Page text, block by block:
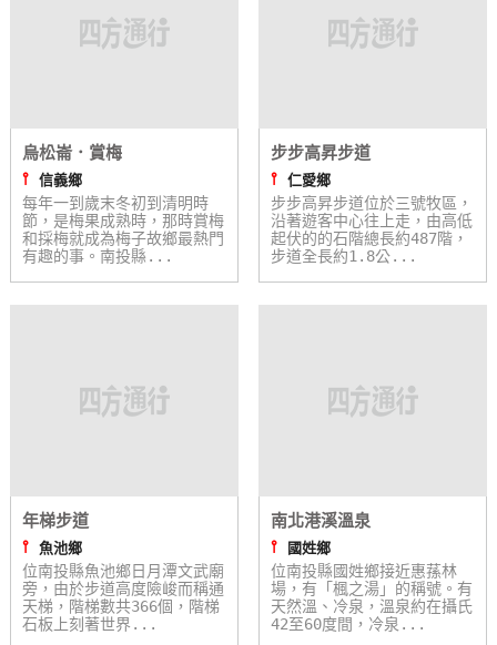
烏松崙．賞梅
⫯ 信義鄉
每年一到歲末冬初到清明時
節，是梅果成熟時，那時賞梅
和採梅就成為梅子故鄉最熱門
有趣的事。南投縣...
步步高昇步道
⫯ 仁愛鄉
步步高昇步道位於三號牧區，
沿著遊客中心往上走，由高低
起伏的的石階總長約487階，
步道全長約1.8公...
年梯步道
⫯ 魚池鄉
位南投縣魚池鄉日月潭文武廟
旁，由於步道高度險峻而稱通
天梯，階梯數共366個，階梯
石板上刻著世界...
南北港溪溫泉
⫯
國姓鄉
位南投縣國姓鄉接近惠蓀林
場，有「楓之湯」的稱號。有
天然溫、冷泉，溫泉約在攝氏
42至60度間，冷泉...